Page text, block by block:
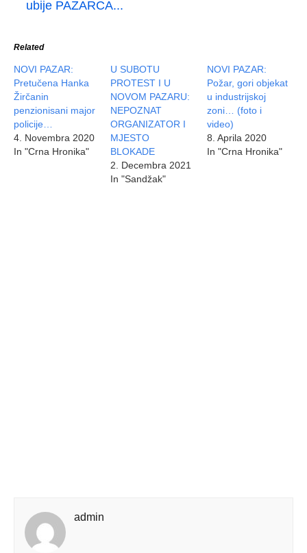
ubije PAZARCA...
Related
NOVI PAZAR:
Pretučena Hanka
Žirčanin
penzionisani major
policije…
4. Novembra 2020
In "Crna Hronika"
U SUBOTU
PROTEST I U
NOVOM PAZARU:
NEPOZNAT
ORGANIZATOR I
MJESTO
BLOKADE
2. Decembra 2021
In "Sandžak"
NOVI PAZAR:
Požar, gori objekat
u industrijskoj
zoni… (foto i
video)
8. Aprila 2020
In "Crna Hronika"
admin